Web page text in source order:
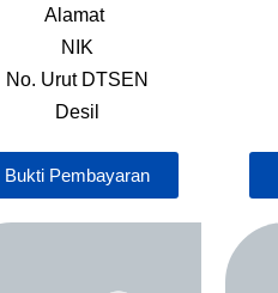
Alamat
NIK
No. Urut DTSEN
Desil
Bukti Pembayaran